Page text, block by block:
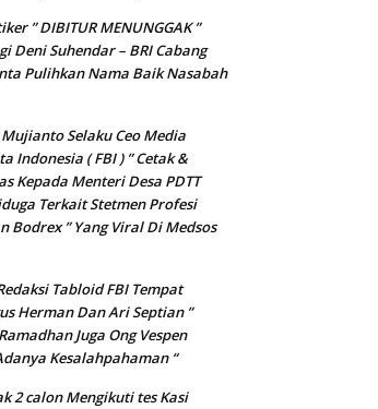
” DIBITUR MENUNGGAK ”
Deni Suhendar – BRI Cabang
Pulihkan Nama Baik Nasabah
Selaku Ceo Media
Indonesia ( FBI ) ” Cetak &
Kepada Menteri Desa PDTT
Terkait Stetmen Profesi
Bodrex ” Yang Viral Di Medsos
Tabloid FBI Tempat
Herman Dan Ari Septian ”
Juga Ong Vespen
Kesalahpahaman “
2 calon Mengikuti tes Kasi